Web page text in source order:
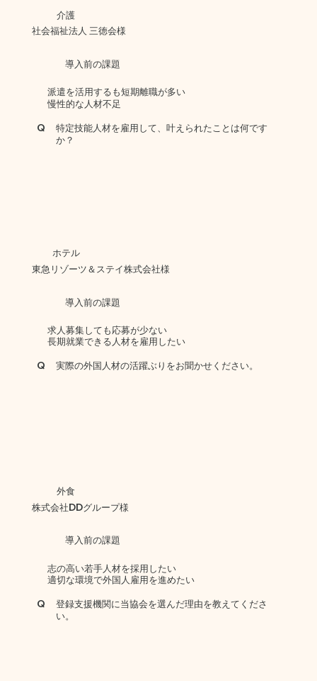
介護
社会福祉法人 三徳会様
導入前の課題
派遣を活用するも短期離職が多い
慢性的な人材不足
Q
特定技能人材を雇用して、叶えられたことは何です
か？
ホテル
東急リゾーツ＆ステイ株式会社様
導入前の課題
求人募集しても応募が少ない
長期就業できる人材を雇用したい
Q 実際の外国人材の活躍ぶりをお聞かせください。
外食
株式会社DDグループ様
導入前の課題
志の高い若手人材を採用したい
適切な環境で外国人雇用を進めたい
Q
登録支援機関に当協会を選んだ理由を教えてくださ
い。